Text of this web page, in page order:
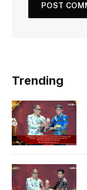
Trending